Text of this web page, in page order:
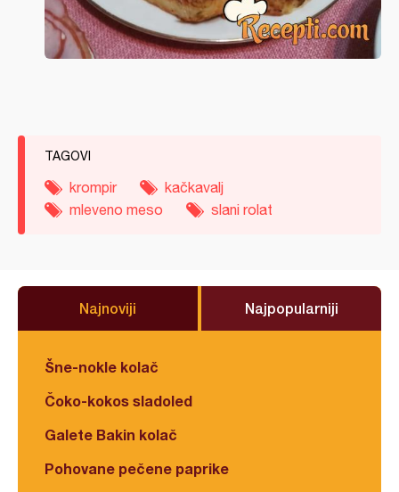
TAGOVI
krompir
kačkavalj
mleveno meso
slani rolat
Najnoviji Najpopularniji
Šne-nokle kolač
Čoko-kokos sladoled
Galete Bakin kolač
Pohovane pečene paprike